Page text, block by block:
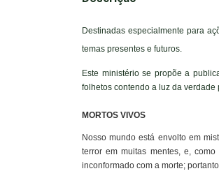
Destinadas especialmente para
temas presentes e futuros.
Este ministério se propõe a
folhetos contendo a luz da
MORTOS VIVOS
Nosso mundo está envolto em
terror em muitas mentes, e,
inconformado com a morte;